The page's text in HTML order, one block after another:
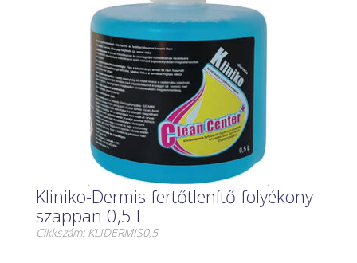
Kliniko-Dermis fertőtlenítő folyékony
szappan 0,5 l
Cikkszám: KLIDERMIS0,5